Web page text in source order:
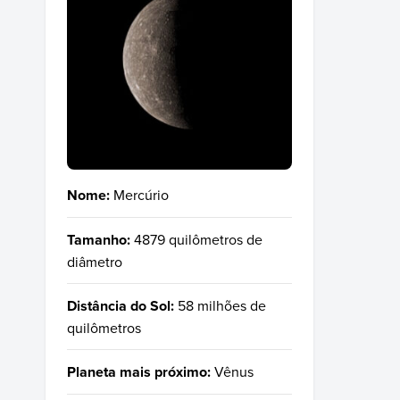
Nome: Mercúrio
Tamanho:4879 quilômetros de
diâmetro
Distância do Sol: 58 milhões de
quilômetros
Planeta mais próximo:Vênus